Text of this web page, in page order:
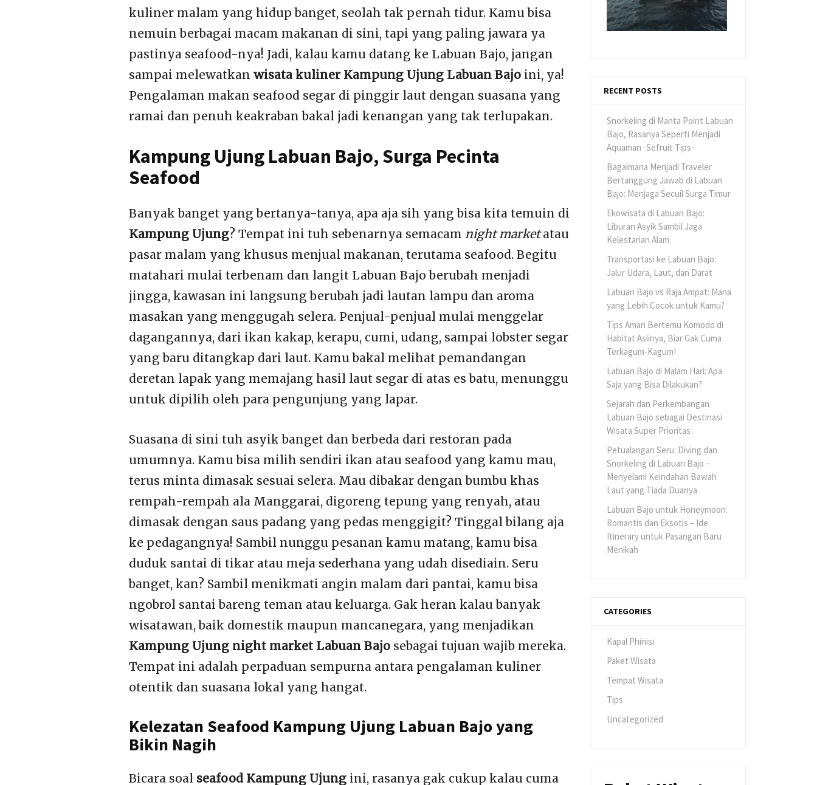
kuliner malam yang hidup banget, seolah tak pernah tidur. Kamu bisa
nemuin berbagai macam makanan di sini, tapi yang paling jawara ya
pastinya seafood-nya! Jadi, kalau kamu datang ke Labuan Bajo, jangan
sampai melewatkan wisata kuliner Kampung Ujung Labuan Bajo ini, ya!
Pengalaman makan seafood segar di pinggir laut dengan suasana yang
ramai dan penuh keakraban bakal jadi kenangan yang tak terlupakan.
Kampung Ujung Labuan Bajo, Surga Pecinta
Seafood
Banyak banget yang bertanya-tanya, apa aja sih yang bisa kita temuin di
Kampung Ujung? Tempat ini tuh sebenarnya semacam night marketatau
pasar malam yang khusus menjual makanan, terutama seafood. Begitu
matahari mulai terbenam dan langit Labuan Bajo berubah menjadi
jingga, kawasan ini langsung berubah jadi lautan lampu dan aroma
masakan yang menggugah selera. Penjual-penjual mulai menggelar
dagangannya, dari ikan kakap, kerapu, cumi, udang, sampai lobster segar
yang baru ditangkap dari laut. Kamu bakal melihat pemandangan
deretan lapak yang memajang hasil laut segar di atas es batu, menunggu
untuk dipilih oleh para pengunjung yang lapar.
Suasana di sini tuh asyik banget dan berbeda dari restoran pada
umumnya. Kamu bisa milih sendiri ikan atau seafood yang kamu mau,
terus minta dimasak sesuai selera. Mau dibakar dengan bumbu khas
rempah-rempah ala Manggarai, digoreng tepung yang renyah, atau
dimasak dengan saus padang yang pedas menggigit? Tinggal bilang aja
ke pedagangnya! Sambil nunggu pesanan kamu matang, kamu bisa
duduk santai di tikar atau meja sederhana yang udah disediain. Seru
banget, kan? Sambil menikmati angin malam dari pantai, kamu bisa
ngobrol santai bareng teman atau keluarga. Gak heran kalau banyak
wisatawan, baik domestik maupun mancanegara, yang menjadikan
Kampung Ujung night market Labuan Bajo sebagai tujuan wajib mereka.
Tempat ini adalah perpaduan sempurna antara pengalaman kuliner
otentik dan suasana lokal yang hangat.
Kelezatan Seafood Kampung Ujung Labuan Bajo yang
Bikin Nagih
Bicara soal seafood Kampung Ujung ini, rasanya gak cukup kalau cuma
RECENT POSTS
Snorkeling di Manta Point Labuan
Bajo, Rasanya Seperti Menjadi
Aquaman -Sefruit Tips-
Bagaimana Menjadi Traveler
Bertanggung Jawab di Labuan
Bajo: Menjaga Secuil Surga Timur
Ekowisata di Labuan Bajo:
Liburan Asyik Sambil Jaga
Kelestarian Alam
Transportasi ke Labuan Bajo:
Jalur Udara, Laut, dan Darat
Labuan Bajo vs Raja Ampat: Mana
yang Lebih Cocok untuk Kamu?
Tips Aman Bertemu Komodo di
Habitat Aslinya, Biar Gak Cuma
Terkagum-Kagum!
Labuan Bajo di Malam Hari: Apa
Saja yang Bisa Dilakukan?
Sejarah dan Perkembangan
Labuan Bajo sebagai Destinasi
Wisata Super Prioritas
Petualangan Seru: Diving dan
Snorkeling di Labuan Bajo –
Menyelami Keindahan Bawah
Laut yang Tiada Duanya
Labuan Bajo untuk Honeymoon:
Romantis dan Eksotis – Ide
Itinerary untuk Pasangan Baru
Menikah
CATEGORIES
Kapal Phinisi
Paket Wisata
Tempat Wisata
Tips
Uncategorized